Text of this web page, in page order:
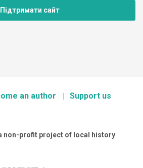
Підтримати сайт
an author Support us
non-profit project of local history